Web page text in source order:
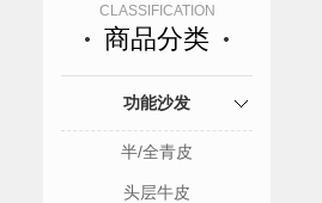
南瓜墩墩-中号 优先
发货-详询客服
CLASSIFICATION
商品分类
功能沙发
半/全青皮
头层牛皮